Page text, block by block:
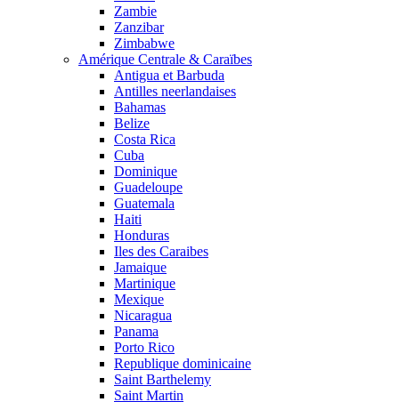
Zambie
Zanzibar
Zimbabwe
Amérique Centrale & Caraïbes
Antigua et Barbuda
Antilles neerlandaises
Bahamas
Belize
Costa Rica
Cuba
Dominique
Guadeloupe
Guatemala
Haiti
Honduras
Iles des Caraibes
Jamaique
Martinique
Mexique
Nicaragua
Panama
Porto Rico
Republique dominicaine
Saint Barthelemy
Saint Martin